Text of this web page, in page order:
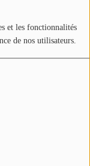
et les fonctionnalités
de nos utilisateurs.